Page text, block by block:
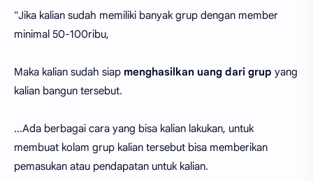
"Jika kalian sudah memiliki banyak grup dengan member
minimal 50-100ribu,
Maka kalian sudah siap menghasilkan uang dari grup yang
kalian bangun tersebut.
...Ada berbagai cara yang bisa kalian lakukan, untuk
membuat kolam grup kalian tersebut bisa memberikan
pemasukan atau pendapatan untuk kalian.